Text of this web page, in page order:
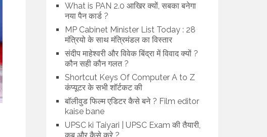
What is PAN 2.0 आखिर क्यों, सबका बनेगा
नया पैन कार्ड ?
MP Cabinet Minister List Today : 28
मंत्रियो के साथ मंत्रिमंडल का विस्तार
संदीप माहेश्वरी और विवेक बिंद्रा में विवाद क्यों ?
कौन सही कौन गलत ?
Shortcut Keys Of Computer A to Z
कंप्यूटर के सभी शॉर्टकट की
बॉलीवुड फिल्म एडिटर कैसे बने ? Film editor
kaise bane
UPSC ki Taiyari | UPSC Exam की तैयारी,